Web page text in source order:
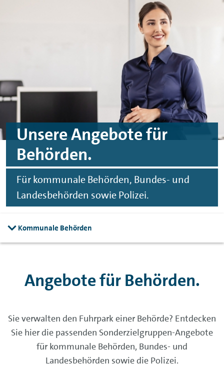
Unsere Angebote für
Behörden.
Für kommunale Behörden, Bundes- und
Landesbehörden sowie Polizei.
Kommunale Behörden
Angebote für Behörden.
Sie verwalten den Fuhrpark einer Behörde? Entdecken
Sie hier die passenden Sonderzielgruppen-Angebote
für kommunale Behörden, Bundes- und
Landesbehörden sowie die Polizei.